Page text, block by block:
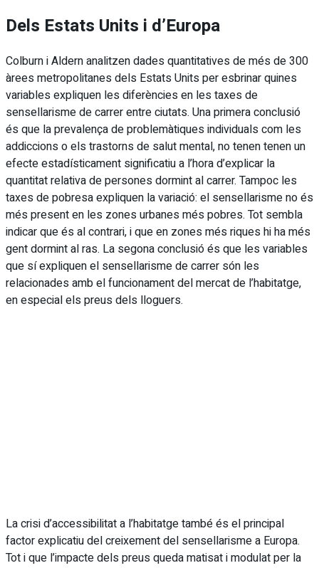
Dels Estats Units i d’Europa
Colburn i Aldern analitzen dades quantitatives de més de 300
àrees metropolitanes dels Estats Units per esbrinar quines
variables expliquen les diferències en les taxes de
sensellarisme de carrer entre ciutats. Una primera conclusió
és que la prevalença de problemàtiques individuals com les
addiccions o els trastorns de salut mental, no tenen tenen un
efecte estadísticament significatiu a l’hora d’explicar la
quantitat relativa de persones dormint al carrer. Tampoc les
taxes de pobresa expliquen la variació: el sensellarisme no és
més present en les zones urbanes més pobres. Tot sembla
indicar que és al contrari, i que en zones més riques hi ha més
gent dormint al ras. La segona conclusió és que les variables
que sí expliquen el sensellarisme de carrer són les
relacionades amb el funcionament del mercat de l’habitatge,
en especial els preus dels lloguers.
La crisi d’accessibilitat a l’habitatge també és el principal
factor explicatiu del creixement del sensellarisme a Europa.
Tot i que l’impacte dels preus queda matisat i modulat per la